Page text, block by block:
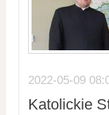
2022-05-09
Katolickie